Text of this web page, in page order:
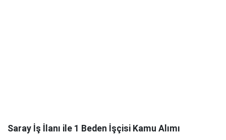
Saray İş İlanı ile 1 Beden İşçisi Kamu Alımı